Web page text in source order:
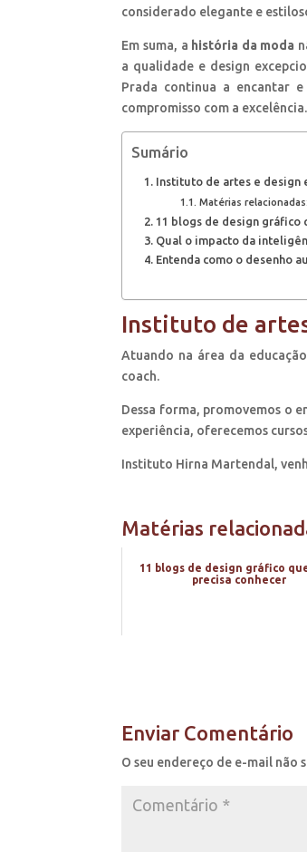
considerado elegante e
Em suma, a história da moda
a qualidade e design
Prada continua a encantar
compromisso com a excelência.
Sumário
Instituto de artes e design
Matérias relacionadas:
11 blogs de design gráfico
Qual o impacto da
Entenda como o desenho
Instituto de
Atuando na área da
coach.
Dessa forma, promovemos o
experiência, oferecemos
Instituto Hirna Martendal,
Matérias
11 blogs de design gráfico
precisa conhecer
Enviar Comentário
O seu endereço de e-mail não